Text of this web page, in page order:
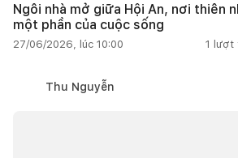
Ngôi nhà mở giữa Hội An, nơi thiên
một phần của cuộc sống
27/06/2026, lúc 10:00 1 lượt
Thu Nguyễn